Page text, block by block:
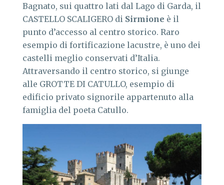
Bagnato, sui quattro lati dal Lago di Garda, il
CASTELLO SCALIGERO di Sirmione è il
punto d’accesso al centro storico. Raro
esempio di fortificazione lacustre, è uno dei
castelli meglio conservati d’Italia.
Attraversando il centro storico, si giunge
alle GROTTE DI CATULLO, esempio di
edificio privato signorile appartenuto alla
famiglia del poeta Catullo.